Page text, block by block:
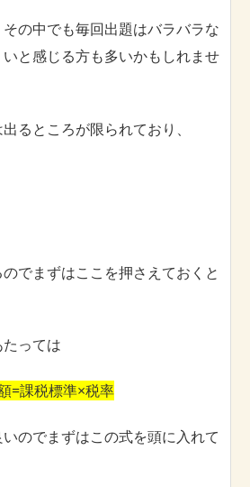
の中でも毎回出題はバラバラな
と感じる方も多いかもしれませ
るところが限られており、
でまずはここを押さえておくと
っては
=課税標準×税率
のでまずはこの式を頭に入れて